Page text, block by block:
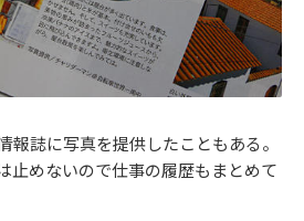
報誌に写真を提供したこともある。
止めないので仕事の履歴もまとめて